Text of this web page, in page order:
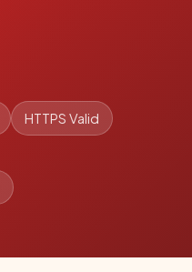
HTTPS Valid